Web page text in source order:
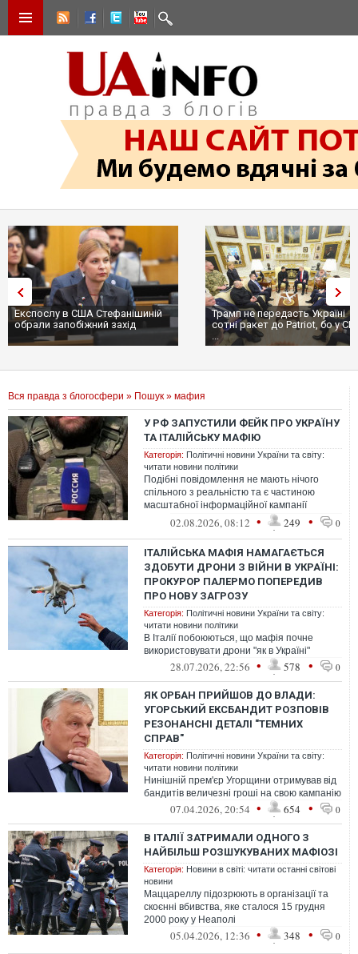
Експослу в США Стефанішиній
обрали запобіжний захід
Трамп не передасть Україні
сотні ракет до Patriot, бо у
...
Вся правда з блогосфери » Пошук » мафия
У РФ ЗАПУСТИЛИ ФЕЙК ПРО УКРАЇНУ
ТА ІТАЛІЙСЬКУ МАФІЮ
Категорія: Політичні новини України та світу:
читати новини політики
Подібні повідомлення не мають нічого
спільного з реальністю та є частиною
масштабної інформаційної кампанії
Кремля02.08.2026, 08:12 • 249 • 0
ІТАЛІЙСЬКА МАФІЯ НАМАГАЄТЬСЯ
ЗДОБУТИ ДРОНИ З ВІЙНИ В УКРАЇНІ:
ПРОКУРОР ПАЛЕРМО ПОПЕРЕДИВ
ПРО НОВУ ЗАГРОЗУ
Категорія: Політичні новини України та світу:
читати новини політики
В Італії побоюються, що мафія почне
використовувати дрони "як в Україні"
28.07.2026, 22:56 • 578 • 0
ЯК ОРБАН ПРИЙШОВ ДО ВЛАДИ:
УГОРСЬКИЙ ЕКСБАНДИТ РОЗПОВІВ
РЕЗОНАНСНІ ДЕТАЛІ "ТЕМНИХ
СПРАВ"
Категорія: Політичні новини України та світу:
читати новини політики
Нинішній прем'єр Угорщини отримував від
бандитів величезні гроші на свою кампанію
07.04.2026, 20:54 • 654 • 0
В ІТАЛІЇ ЗАТРИМАЛИ ОДНОГО З
НАЙБІЛЬШ РОЗШУКУВАНИХ МАФІОЗІ
Категорія: Новини в світі: читати останні світові
новини
Маццареллу підозрюють в організації та
скоєнні вбивства, яке сталося 15 грудня
2000 року у Неаполі
05.04.2026, 12:36 • 348 • 0